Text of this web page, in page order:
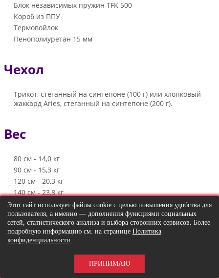
Блок независимых пружин TFK 500
Короб из ППУ
Термовойлок
Пенополиуретан 15 мм
Чехол
Трикот, стеганный на синтепоне (100 г) или хлопковый
жаккард Aries, стеганный на синтепоне (200 г).
Вес
80 см - 14,0 кг
90 см - 15,3 кг
120 см - 20,3 кг
140 см - 23,8 кг
160 см - 27,4 кг
180 см - 31,2 кг
Написать отзыв
авторизируйтесьилисоздайте учетную запись
перед тем как написать отзыв
Этот сайт использует файлы cookie с целью повышения удобства для
пользователя, а именно — дополнения функциями социальных
сетей, статистического анализа и выбора сторонних сервисов. Более
подробную информацию см. на странице Политика
конфиденциальности.
ПРИНИМАЮ